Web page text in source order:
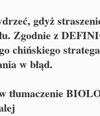
gdyż
Zgodnie z
chińskiego
w błąd.
tłumaczenie